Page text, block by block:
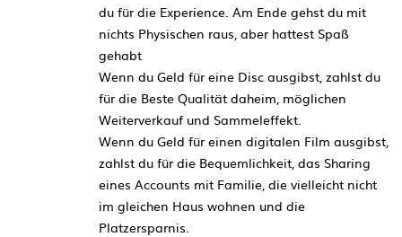
du für die Experience. Am Ende gehst du mit
nichts Physischen raus, aber hattest Spaß
gehabt
Wenn du Geld für eine Disc ausgibst, zahlst du
für die Beste Qualität daheim, möglichen
Weiterverkauf und Sammeleffekt.
Wenn du Geld für einen digitalen Film ausgibst,
zahlst du für die Bequemlichkeit, das Sharing
eines Accounts mit Familie, die vielleicht nicht
im gleichen Haus wohnen und die
Platzersparnis.